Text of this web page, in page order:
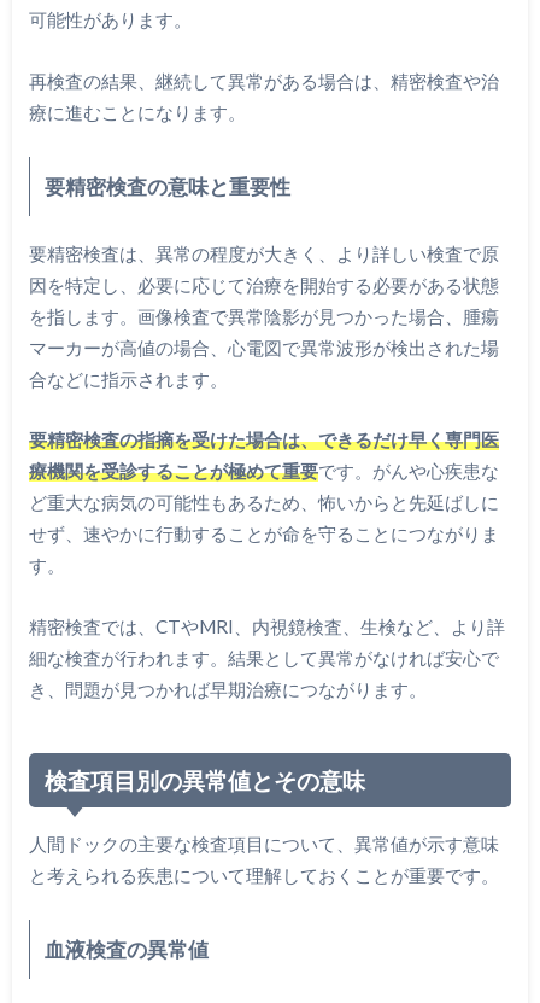
可能性があります。
再検査の結果、継続して異常がある場合は、精密検査や治
療に進むことになります。
要精密検査の意味と重要性
要精密検査は、異常の程度が大きく、より詳しい検査で原
因を特定し、必要に応じて治療を開始する必要がある状態
を指します。画像検査で異常陰影が見つかった場合、腫瘍
マーカーが高値の場合、心電図で異常波形が検出された場
合などに指示されます。
要精密検査の指摘を受けた場合は、できるだけ早く専門医
療機関を受診することが極めて重要です。がんや心疾患な
ど重大な病気の可能性もあるため、怖いからと先延ばしに
せず、速やかに行動することが命を守ることにつながりま
す。
精密検査では、CTやMRI、内視鏡検査、生検など、より詳
細な検査が行われます。結果として異常がなければ安心で
き、問題が見つかれば早期治療につながります。
検査項目別の異常値とその意味
人間ドックの主要な検査項目について、異常値が示す意味
と考えられる疾患について理解しておくことが重要です。
血液検査の異常値